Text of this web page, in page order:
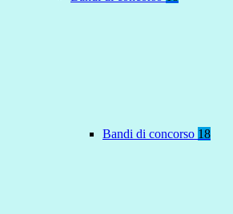
Bandi di concorso 18